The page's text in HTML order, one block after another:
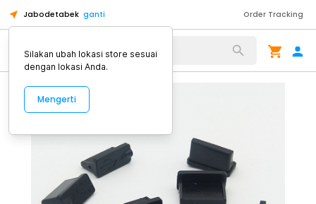
Jabodetabek ganti Order Tracking
Alat Kopi
Silakan ubah lokasi store sesuai
dengan lokasi Anda.
Mengerti